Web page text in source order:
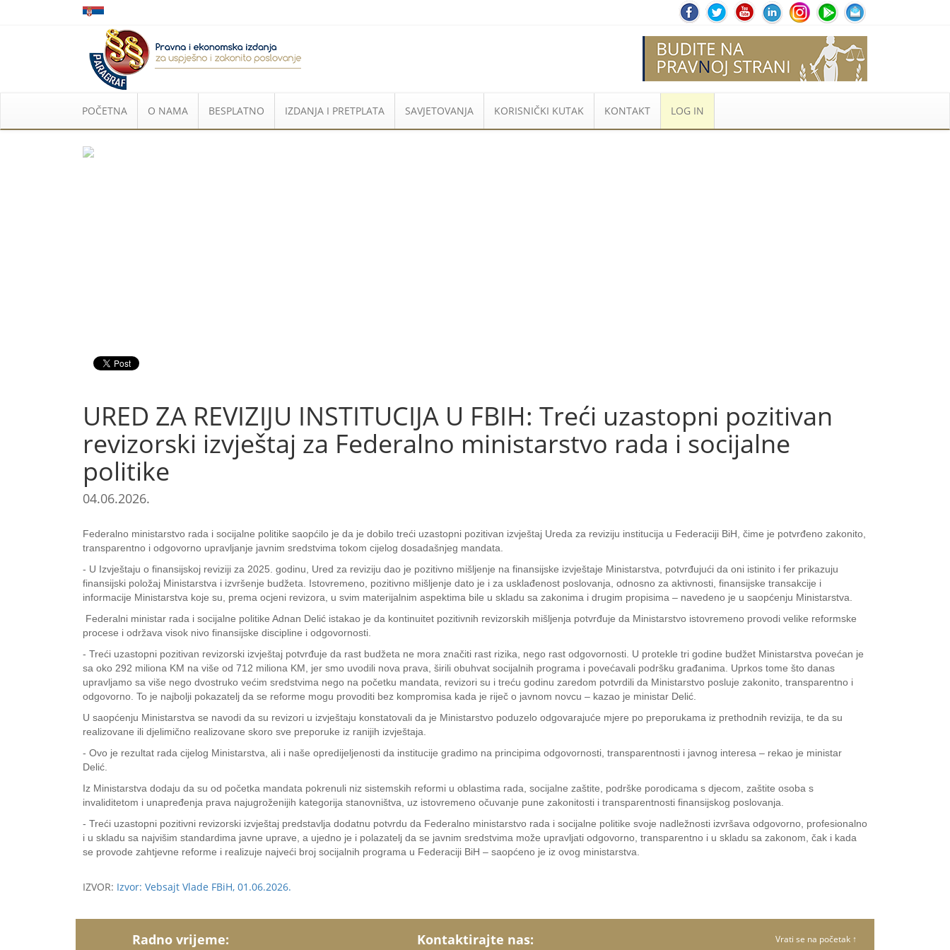
POČETNA O NAMA BESPLATNO IZDANJA I PRETPLATA SAVJETOVANJA KORISNIČKI KUTAK KONTAKT LOG IN
URED ZA REVIZIJU INSTITUCIJA U FBIH: Treći uzastopni pozitivan
revizorski izvještaj za Federalno ministarstvo rada i socijalne
politike
04.06.2026.
Federalno ministarstvo rada i socijalne politike saopćilo je da je dobilo treći uzastopni pozitivan izvještaj Ureda za reviziju institucija u Federaciji BiH, čime je potvrđeno zakonito,
transparentno i odgovorno upravljanje javnim sredstvima tokom cijelog dosadašnjeg mandata.
- U Izvještaju o finansijskoj reviziji za 2025. godinu, Ured za reviziju dao je pozitivno mišljenje na finansijske izvještaje Ministarstva, potvrđujući da oni istinito i fer prikazuju
finansijski položaj Ministarstva i izvršenje budžeta. Istovremeno, pozitivno mišljenje dato je i za usklađenost poslovanja, odnosno za aktivnosti, finansijske transakcije i
informacije Ministarstva koje su, prema ocjeni revizora, u svim materijalnim aspektima bile u skladu sa zakonima i drugim propisima – navedeno je u saopćenju Ministarstva.
Federalni ministar rada i socijalne politike Adnan Delić istakao je da kontinuitet pozitivnih revizorskih mišljenja potvrđuje da Ministarstvo istovremeno provodi velike reformske
procese i održava visok nivo finansijske discipline i odgovornosti.
- Treći uzastopni pozitivan revizorski izvještaj potvrđuje da rast budžeta ne mora značiti rast rizika, nego rast odgovornosti. U protekle tri godine budžet Ministarstva povećan je
sa oko 292 miliona KM na više od 712 miliona KM, jer smo uvodili nova prava, širili obuhvat socijalnih programa i povećavali podršku građanima. Uprkos tome što danas
upravljamo sa više nego dvostruko većim sredstvima nego na početku mandata, revizori su i treću godinu zaredom potvrdili da Ministarstvo posluje zakonito, transparentno i
odgovorno. To je najbolji pokazatelj da se reforme mogu provoditi bez kompromisa kada je riječ o javnom novcu – kazao je ministar Delić.
U saopćenju Ministarstva se navodi da su revizori u izvještaju konstatovali da je Ministarstvo poduzelo odgovarajuće mjere po preporukama iz prethodnih revizija, te da su
realizovane ili djelimično realizovane skoro sve preporuke iz ranijih izvještaja.
- Ovo je rezultat rada cijelog Ministarstva, ali i naše opredijeljenosti da institucije gradimo na principima odgovornosti, transparentnosti i javnog interesa – rekao je ministar
Delić.
Iz Ministarstva dodaju da su od početka mandata pokrenuli niz sistemskih reformi u oblastima rada, socijalne zaštite, podrške porodicama s djecom, zaštite osoba s
invaliditetom i unapređenja prava najugroženijih kategorija stanovništva, uz istovremeno očuvanje pune zakonitosti i transparentnosti finansijskog poslovanja.
- Treći uzastopni pozitivni revizorski izvještaj predstavlja dodatnu potvrdu da Federalno ministarstvo rada i socijalne politike svoje nadležnosti izvršava odgovorno, profesionalno
i u skladu sa najvišim standardima javne uprave, a ujedno je i polazatelj da se javnim sredstvima može upravljati odgovorno, transparentno i u skladu sa zakonom, čak i kada
se provode zahtjevne reforme i realizuje najveći broj socijalnih programa u Federaciji BiH – saopćeno je iz ovog ministarstva.
IZVOR: Izvor: Vebsajt Vlade FBiH, 01.06.2026.
Radno vrijeme: Kontaktirajte nas: Vrati se na početak ↑